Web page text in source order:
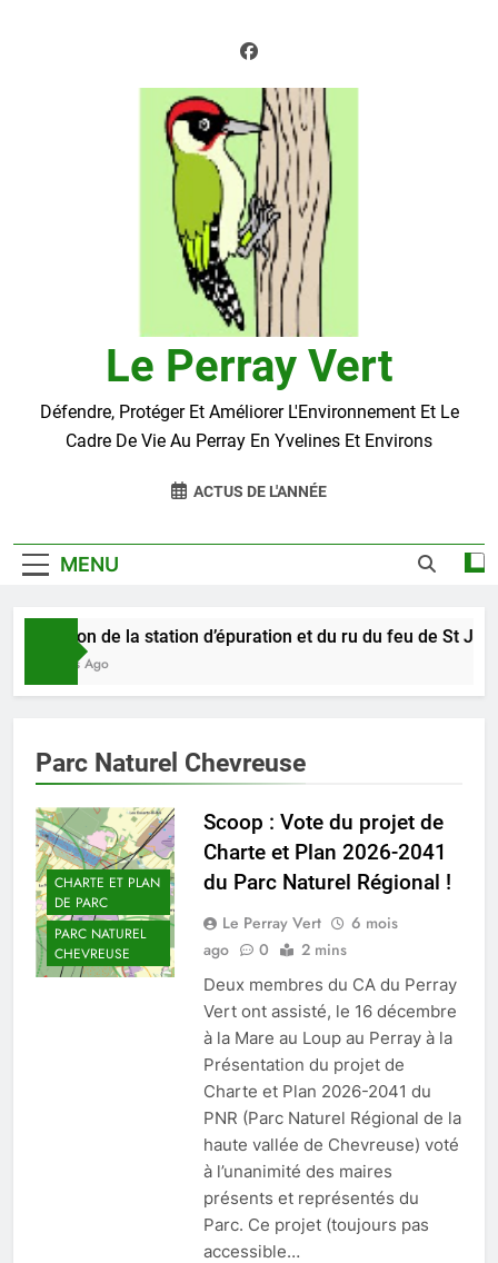
Le Perray Vert
Défendre, Protéger Et Améliorer L'Environnement Et Le
Cadre De Vie Au Perray En Yvelines Et Environs
ACTUS DE L'ANNÉE
MENU
Pollution de la station d’épuration et du ru du feu de St Jean
5 Heures Ago
Parc Naturel Chevreuse
CHARTE ET PLAN
DE PARC
PARC NATUREL
CHEVREUSE
Scoop : Vote du projet de
Charte et Plan 2026-2041
du Parc Naturel Régional !
Le Perray Vert
6 mois
ago
0 2 mins
Deux membres du CA du Perray
Vert ont assisté, le 16 décembre
à la Mare au Loup au Perray à la
Présentation du projet de
Charte et Plan 2026-2041 du
PNR (Parc Naturel Régional de la
haute vallée de Chevreuse) voté
à l’unanimité des maires
présents et représentés du
Parc. Ce projet (toujours pas
accessible…